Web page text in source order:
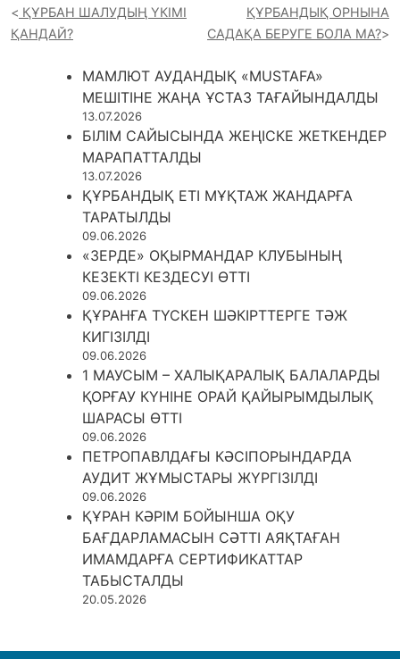
ҚҰРБАН ШАЛУДЫҢ ҮКІМІ
ҚАНДАЙ?
ҚҰРБАНДЫҚ ОРНЫНА
САДАҚА БЕРУГЕ БОЛА МА?
МАМЛЮТ АУДАНДЫҚ «MUSTAFA»
МЕШІТІНЕ ЖАҢА ҰСТАЗ ТАҒАЙЫНДАЛДЫ
13.07.2026
БІЛІМ САЙЫСЫНДА ЖЕҢІСКЕ ЖЕТКЕНДЕР
МАРАПАТТАЛДЫ
13.07.2026
ҚҰРБАНДЫҚ ЕТІ МҰҚТАЖ ЖАНДАРҒА
ТАРАТЫЛДЫ
09.06.2026
«ЗЕРДЕ» ОҚЫРМАНДАР КЛУБЫНЫҢ
КЕЗЕКТІ КЕЗДЕСУІ ӨТТІ
09.06.2026
ҚҰРАНҒА ТҮСКЕН ШӘКІРТТЕРГЕ ТӘЖ
КИГІЗІЛДІ
09.06.2026
1 МАУСЫМ – ХАЛЫҚАРАЛЫҚ БАЛАЛАРДЫ
ҚОРҒАУ КҮНІНЕ ОРАЙ ҚАЙЫРЫМДЫЛЫҚ
ШАРАСЫ ӨТТІ
09.06.2026
ПЕТРОПАВЛДАҒЫ КӘСІПОРЫНДАРДА
АУДИТ ЖҰМЫСТАРЫ ЖҮРГІЗІЛДІ
09.06.2026
ҚҰРАН КӘРІМ БОЙЫНША ОҚУ
БАҒДАРЛАМАСЫН СӘТТІ АЯҚТАҒАН
ИМАМДАРҒА СЕРТИФИКАТТАР
ТАБЫСТАЛДЫ
20.05.2026